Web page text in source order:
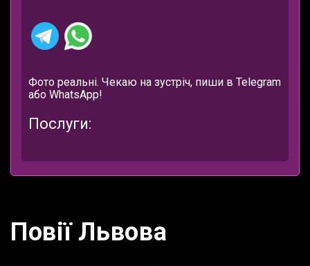
Фото реальні. Чекаю на зустріч, пиши в Telegram
або WhatsApp!
Послуги:
Повії Львова